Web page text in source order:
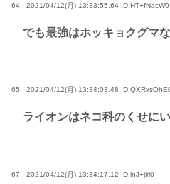
64 : 2021/04/12(月) 13:33:55.64 ID:HT+fNacW0
でも最強はホッキョクグマな
65 : 2021/04/12(月) 13:34:03.48
ライオンはネコ科のくせに
67 : 2021/04/12(月) 13:34:17.12 ID:inJ+jirl0